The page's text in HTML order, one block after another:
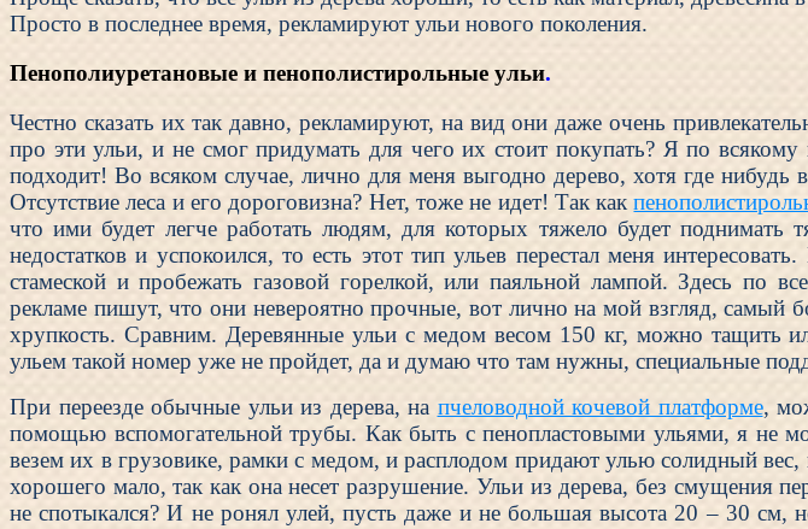
Просто в последнее время, рекламируют ульи нового поколения.
Пенополиуретановые и пенополистирольные ульи.
Честно сказать их так давно, рекламируют, на вид они даже очень
про эти ульи, и не смог придумать для чего их стоит покупать? Я по
подходит! Во всяком случае, лично для меня выгодно дерево, хотя где нибудь в
Отсутствие леса и его дороговизна? Нет, тоже не идет! Так как
что ими будет легче работать людям, для которых тяжело будет
недостатков и успокоился, то есть этот тип ульев перестал меня
стамеской и пробежать газовой горелкой, или паяльной лампой. Здесь по
рекламе пишут, что они невероятно прочные, вот лично на мой взгляд, самый
хрупкость. Сравним. Деревянные ульи с медом весом 150 кг, можно тащить
ульем такой номер уже не пройдет, да и думаю что там нужны, специальные
При переезде обычные ульи из дерева, на пчеловодной кочевой платформе,
помощью вспомогательной трубы. Как быть с пенопластовыми ульями, я не
везем их в грузовике, рамки с медом, и расплодом придают улью солидный
хорошего мало, так как она несет разрушение. Ульи из дерева, без смущения
не спотыкался? И не ронял улей, пусть даже и не большая высота 20 – 30 см,